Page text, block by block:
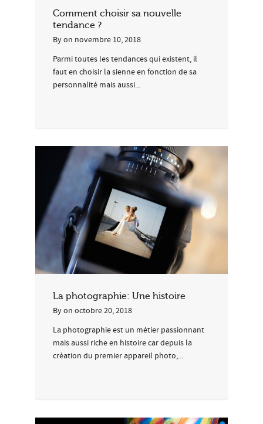
Comment choisir sa nouvelle
tendance ?
Byon novembre 10, 2018
Parmi toutes les tendances qui existent, il
faut en choisir la sienne en fonction de sa
personnalité mais aussi...
La photographie: Une histoire
Byon octobre 20, 2018
La photographie est un métier passionnant
mais aussi riche en histoire car depuis la
création du premier appareil photo,...